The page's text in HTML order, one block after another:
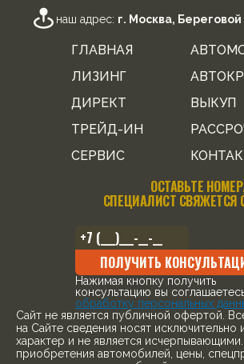
наш адрес: г. Москва,
ГЛАВНАЯ
ЛИЗИНГ
ДИРЕКТ
ВЫКУП
ТРЕЙД-ИН
СЕРВИС
ОСТАВЬТЕ
СПЕЦИАЛИСТ СВЯЖЕТСЯ
ПОЛУЧИТЬ
Нажимая кнопку получить
консультацию вы
обработку персональных
Cайт не является публичной офертой.
на Сайте сведения носят
характер и не является
приобретения автомобилей, цены,